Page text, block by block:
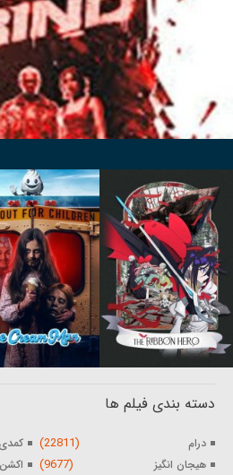
دسته بندی فیلم ها
درام (22811) کمدی
هیجان انگیز (9677) اکشن